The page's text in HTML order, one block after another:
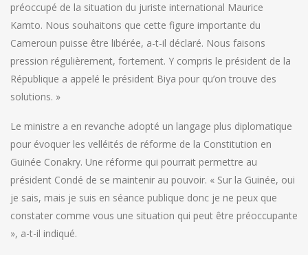
préoccupé de la situation du juriste international Maurice
Kamto. Nous souhaitons que cette figure importante du
Cameroun puisse être libérée, a-t-il déclaré. Nous faisons
pression régulièrement, fortement. Y compris le président de la
République a appelé le président Biya pour qu’on trouve des
solutions. »
Le ministre a en revanche adopté un langage plus diplomatique
pour évoquer les velléités de réforme de la Constitution en
Guinée Conakry. Une réforme qui pourrait permettre au
président Condé de se maintenir au pouvoir. « Sur la Guinée, oui
je sais, mais je suis en séance publique donc je ne peux que
constater comme vous une situation qui peut être préoccupante
», a-t-il indiqué.